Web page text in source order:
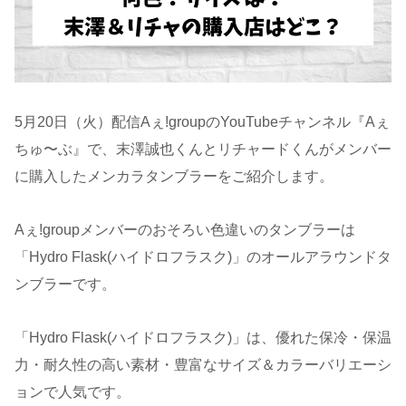
5月20日（火）配信AぇǃgroupのYouTubeチャンネル『Aぇ
ちゅ〜ぶ』で、末澤誠也くんとリチャードくんがメンバー
に購入したメンカラタンブラーをご紹介します。
Aぇǃgroupメンバーのおそろい色違いのタンブラーは
「 Hydro Flask(ハイドロフラスク)」のオールアラウンドタ
ンブラーです。
「 Hydro Flask(ハイドロフラスク)」は、 優れた保冷・保温
力・耐久性の高い素材・豊富なサイズ＆カラーバリエーシ
ョンで人気です。